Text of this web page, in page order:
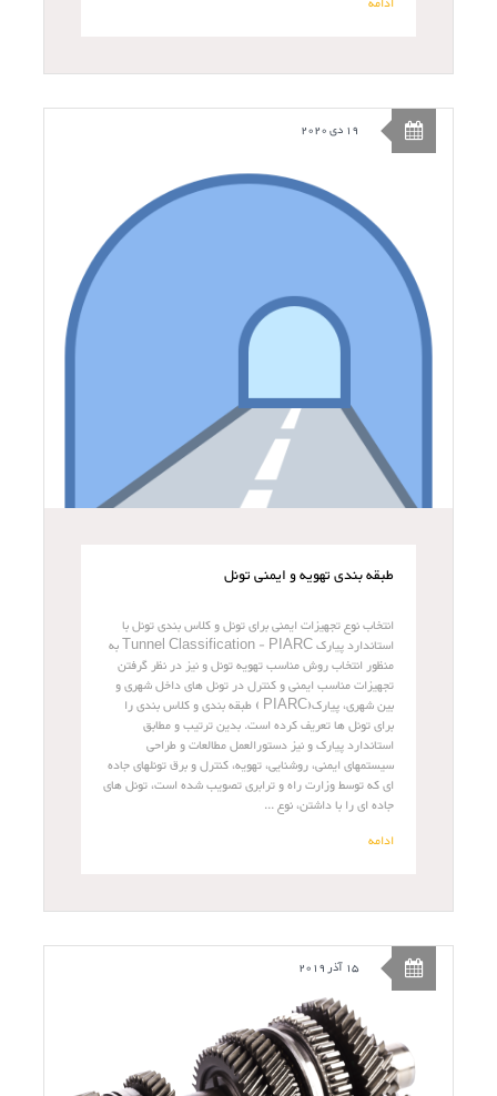
19 دی 2020
طبقه بندی تهویه و ایمنی تونل
انتخاب نوع تجهیزات ایمنی برای تونل و کلاس بندی تونل با
استاندارد پیارک Tunnel Classification - PIARC به
منظور انتخاب روش مناسب تهویه تونل و نیز در نظر گرفتن
تجهیزات مناسب ایمنی و کنترل در تونل های داخل شهری و
بین شهری، پیارک(PIARC ) طبقه بندی و کلاس بندی را
برای تونل ها تعریف کرده است. بدین ترتیب و مطابق
استاندارد پیارک و نیز دستورالعمل مطالعات و طراحی
سیستمهای ایمنی، روشنایی، تهویه، کنترل و برق تونلهای جاده
ای که توسط وزارت راه و ترابری تصویب شده است، تونل های
جاده ای را با داشتن، نوع ...
ادامه
15 آذر 2019